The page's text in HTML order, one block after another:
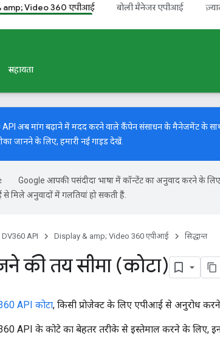
amp; Video 360 एपीआई बोली मैनेजर एपीआई
सहायता
अब मांग बढ़ाने में मदद करने वाले कैंपेन संसाधन के मैनेजमेंट के साथ
जानने के लिए, हमारीनई गाइडदेखें.
Google आपकी पसंदीदा भाषा में कॉन्टेंट का अनुवाद करने के
मिले अनुवादों में गलतियां हो सकती हैं.
DV360 API Display & amp; Video 360 एपीआई सिद्धान्त
की तय सीमा (कोटा)
API कोटा, किसी प्रोजेक्ट के लिए एपीआई से अनुरोध
API के कोटे का बेहतर तरीके से इस्तेमाल करने के लिए,